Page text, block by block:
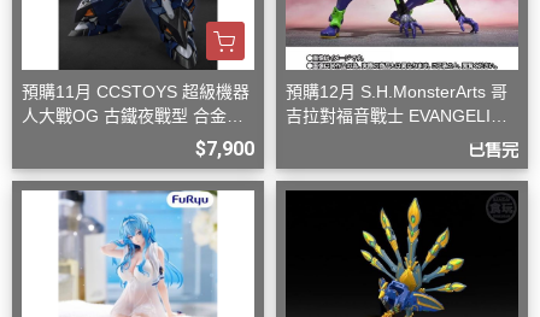
預購11月 CCSTOYS 超級機器
人大戰OG 古鐵夜戰型 合金可
$7,900
預購12月 S.H.MonsterArts 哥
吉拉對福音戰士 EVANGELION
已售完